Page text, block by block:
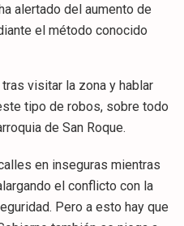
alertado del aumento de
el método conocido
visitar la zona y hablar
tipo de robos, sobre todo
de San Roque.
en inseguras mientras
el conflicto con la
Pero a esto hay que